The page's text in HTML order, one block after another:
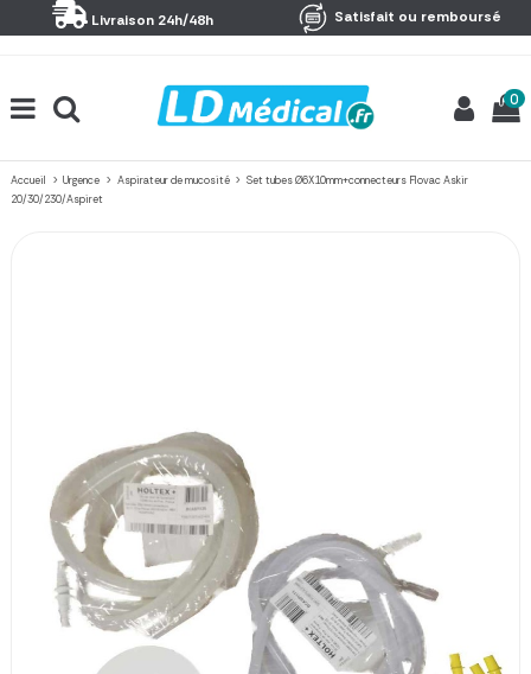
Livraison 24h/48h Satisfait ou remboursé
0
Accueil Urgence Aspirateur de mucosité
Set tubes Ø6X10mm+connecteurs Flovac Askir
20/30/230/Aspiret
Panneau de gestion des cookies